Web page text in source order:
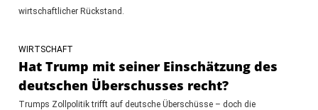
wirtschaftlicher Rückstand.
WIRTSCHAFT
Hat Trump mit seiner Einschätzung des
deutschen Überschusses recht?
Trumps Zollpolitik trifft auf deutsche Überschüsse – doch die